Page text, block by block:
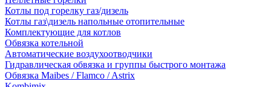
Котлы под горелку газ/дизель
Котлы газ\дизель напольные отопительные
Комплектующие для котлов
Обвязка котельной
Автоматические воздухоотводчики
Гидравлическая обвязка и группы быстрого монтажа
Обвязка Maibes / Flamco / Astrix